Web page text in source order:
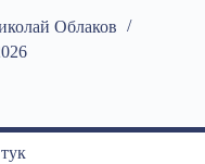
Облаков